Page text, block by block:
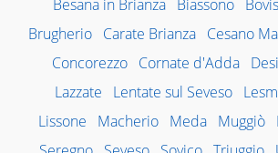
Besana in Brianza Biassono
Brugherio Carate Brianza Cesano
Concorezzo
Cornate d'Adda
Lazzate
Lentate sul Seveso
Lissone
Macherio Meda Muggiò